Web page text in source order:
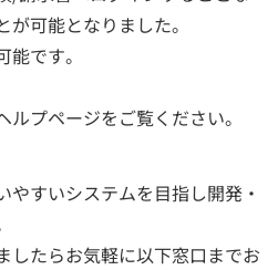
可能となりました。
です。
ルプページをご覧ください。
やすいシステムを目指し開発・
したらお気軽に以下窓口までお